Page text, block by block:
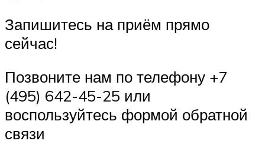
Запишитесь на приём прямо
сейчас!
Позвоните нам по телефону +7
(495) 642-45-25 или
воспользуйтесь формой обратной
связи